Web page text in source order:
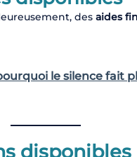
des aides
le silence fait
disponibles